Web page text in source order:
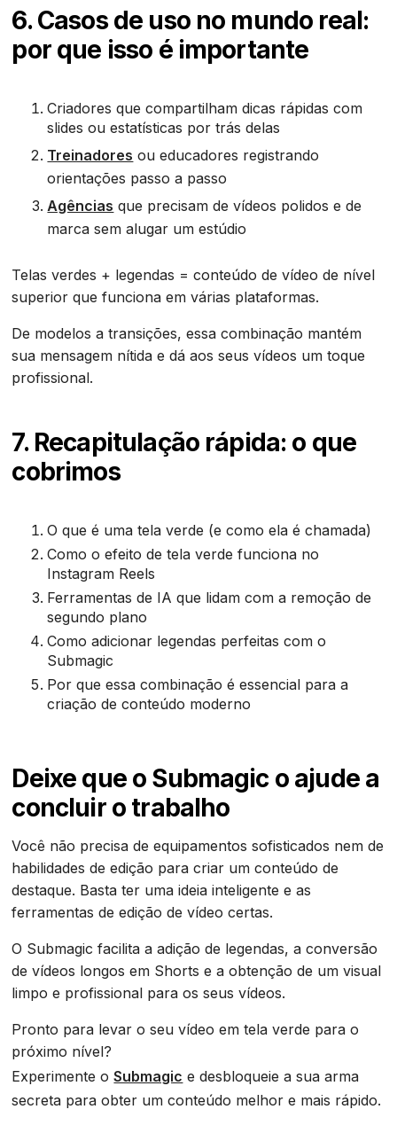
6. Casos de uso no mundo real:
por que isso é importante
Criadores que compartilham dicas rápidas com
slides ou estatísticas por trás delas
Treinadores ou educadores registrando
orientações passo a passo
Agências que precisam de vídeos polidos e de
marca sem alugar um estúdio
Telas verdes + legendas = conteúdo de vídeo de nível
superior que funciona em várias plataformas.
De modelos a transições, essa combinação mantém
sua mensagem nítida e dá aos seus vídeos um toque
profissional.
7. Recapitulação rápida: o que
cobrimos
O que é uma tela verde (e como ela é chamada)
Como o efeito de tela verde funciona no
Instagram Reels
Ferramentas de IA que lidam com a remoção de
segundo plano
Como adicionar legendas perfeitas com o
Submagic
Por que essa combinação é essencial para a
criação de conteúdo moderno
Deixe que o Submagic o ajude a
concluir o trabalho
Você não precisa de equipamentos sofisticados nem de
habilidades de edição para criar um conteúdo de
destaque. Basta ter uma ideia inteligente e as
ferramentas de edição de vídeo certas.
O Submagic facilita a adição de legendas, a conversão
de vídeos longos em Shorts e a obtenção de um visual
limpo e profissional para os seus vídeos.
Pronto para levar o seu vídeo em tela verde para o
próximo nível?
Experimente oSubmagic e desbloqueie a sua arma
secreta para obter um conteúdo melhor e mais rápido.